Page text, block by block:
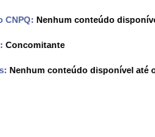
CNPQ: Nenhum conteúdo
Concomitante
Nenhum conteúdo disponível até